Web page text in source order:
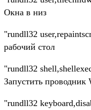
Окна в низ
"rundll32
рабочий стол
"rundll32
Запустить проводник
"rundll32